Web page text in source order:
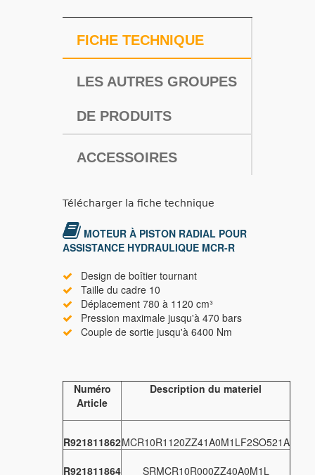
FICHE TECHNIQUE
LES AUTRES GROUPES
DE PRODUITS
ACCESSOIRES
Télécharger la fiche technique
MOTEUR À PISTON RADIAL POUR
ASSISTANCE HYDRAULIQUE MCR-R
Design de boîtier tournant
Taille du cadre 10
Déplacement 780 à 1120 cm³
Pression maximale jusqu'à 470 bars
Couple de sortie jusqu'à 6400 Nm
Numéro
Article
Description du materiel
R921811862MCR10R1120ZZ41A0M1LF2SO521A
R921811864 SRMCR10R000ZZ40A0M1L